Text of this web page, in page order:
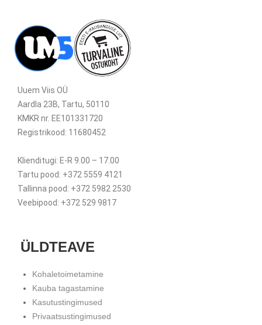
Uuem Viis OÜ
Aardla 23B, Tartu, 50110
KMKR nr. EE101331720
Registrikood: 11680452
Klienditugi: E-R 9.00 – 17.00
Tartu pood: +372 5559 4121
Tallinna pood: +372 5982 2530
Veebipood: +372 529 9817
ÜLDTEAVE
Kohaletoimetamine
Kauba tagastamine
Kasutustingimused
Privaatsustingimused